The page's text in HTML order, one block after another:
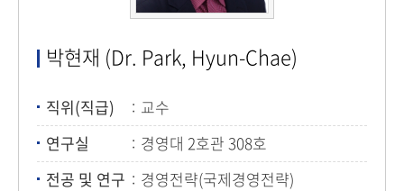
박현재 (Dr. Park, Hyun-Chae)
직위(직급)
교수
연구실
경영대 2호관 308호
전공 및 연구
경영전략(국제경영전략)